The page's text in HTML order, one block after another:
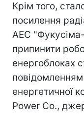
Крім того,
посилення
АЕС
припинити
енергоблоках
енергетичної
Power Co.,